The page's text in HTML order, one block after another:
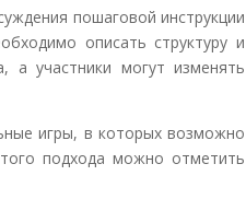
пошаговой инструкции
описать структуру и
а участники могут изменять
игры, в которых возможно
подхода можно отметить